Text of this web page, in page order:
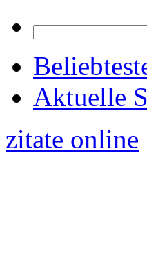
Aktuelle
zitate online